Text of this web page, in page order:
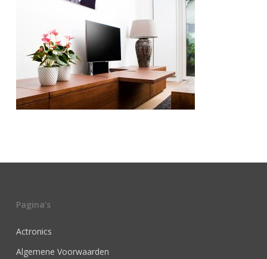
Pagina’s
Actronics
Algemene Voorwaarden